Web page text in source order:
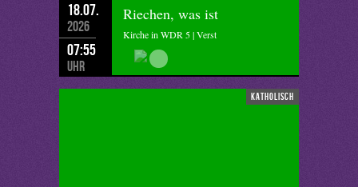
18.07.
2026
07:55
Uhr
Riechen, was ist
Kirche in WDR 5 | Verst
katholisch